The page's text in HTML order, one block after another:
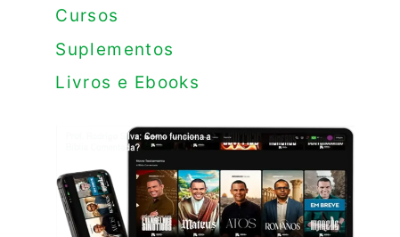
Cursos
Suplementos
Livros e Ebooks